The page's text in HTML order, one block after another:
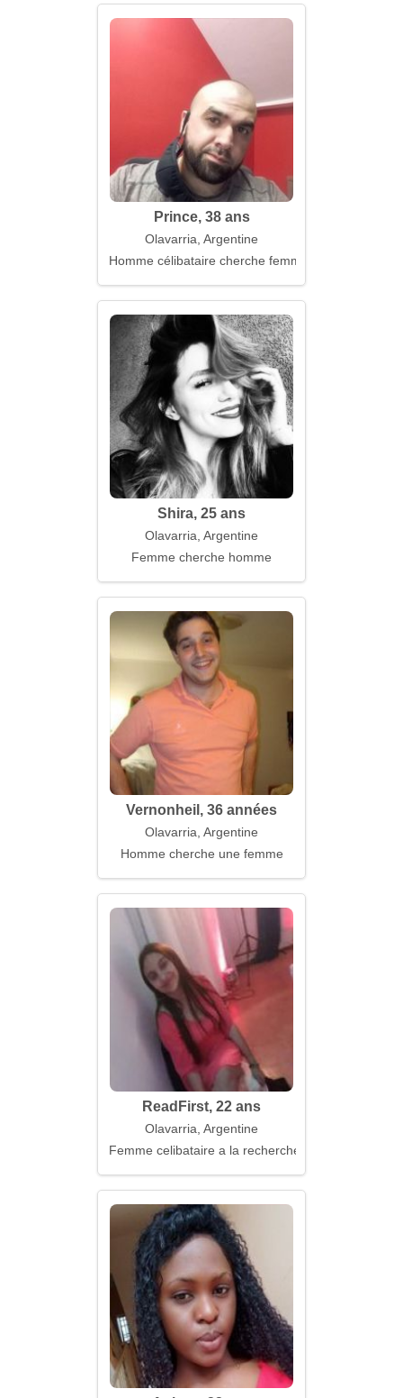
Prince, 38 ans
Olavarria, Argentine
Homme célibataire cherche femme
Shira, 25 ans
Olavarria, Argentine
Femme cherche homme
Vernonheil, 36 années
Olavarria, Argentine
Homme cherche une femme
ReadFirst, 22 ans
Olavarria, Argentine
Femme celibataire a la recherche d'un mari